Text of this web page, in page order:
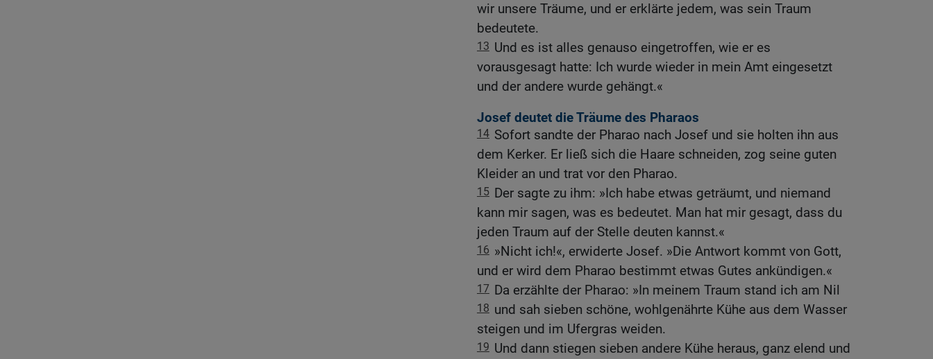
wir unsere Träume, und er erklärte jedem, was sein Traum
bedeutete.
13 Und es ist alles genauso eingetroffen, wie er es
vorausgesagt hatte: Ich wurde wieder in mein Amt eingesetzt
und der andere wurde gehängt.«
Josef deutet die Träume des Pharaos
14 Sofort sandte der Pharao nach Josef und sie holten ihn aus
dem Kerker. Er ließ sich die Haare schneiden, zog seine guten
Kleider an und trat vor den Pharao.
15 Der sagte zu ihm: »Ich habe etwas geträumt, und niemand
kann mir sagen, was es bedeutet. Man hat mir gesagt, dass du
jeden Traum auf der Stelle deuten kannst.«
16 »Nicht ich!«, erwiderte Josef. »Die Antwort kommt von Gott,
und er wird dem Pharao bestimmt etwas Gutes ankündigen.«
17 Da erzählte der Pharao: »In meinem Traum stand ich am Nil
18 und sah sieben schöne, wohlgenährte Kühe aus dem Wasser
steigen und im Ufergras weiden.
19 Und dann stiegen sieben andere Kühe heraus, ganz elend und